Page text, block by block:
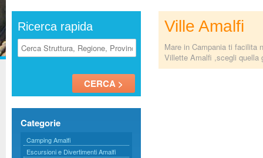
Ricerca rapida
Categorie
Camping Amalfi
Escursioni e Divertimenti Amalfi
Ville Amalfi
Mare in Campania ti facilita
Villette Amalfi ,scegli quella